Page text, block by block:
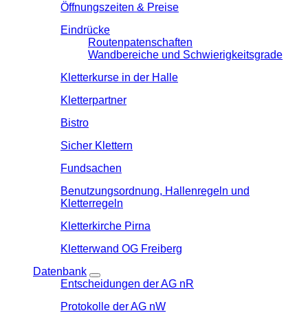
Öffnungszeiten & Preise
Eindrücke
Routenpatenschaften
Wandbereiche und Schwierigkeitsgrade
Kletterkurse in der Halle
Kletterpartner
Bistro
Sicher Klettern
Fundsachen
Benutzungsordnung, Hallenregeln und
Kletterregeln
Kletterkirche Pirna
Kletterwand OG Freiberg
Datenbank
Entscheidungen der AG nR
Protokolle der AG nW